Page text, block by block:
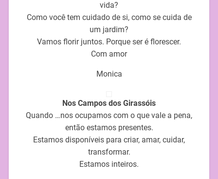
vida?
Como você tem cuidado de si, como se cuida de
um jardim?
Vamos florir juntos. Porque ser é florescer.
Com amor
Monica
Nos Campos dos Girassóis
Quando …nos ocupamos com o que vale a pena,
então estamos presentes.
Estamos disponíveis para criar, amar, cuidar,
transformar.
Estamos inteiros.